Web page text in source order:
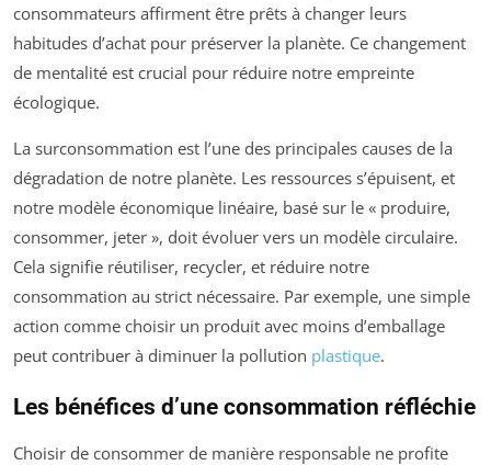
consommateurs affirment être prêts à changer leurs
habitudes d’achat pour préserver la planète. Ce changement
de mentalité est crucial pour réduire notre empreinte
écologique.
La surconsommation est l’une des principales causes de la
dégradation de notre planète. Les ressources s’épuisent, et
notre modèle économique linéaire, basé sur le « produire,
consommer, jeter », doit évoluer vers un modèle circulaire.
Cela signifie réutiliser, recycler, et réduire notre
consommation au strict nécessaire. Par exemple, une simple
action comme choisir un produit avec moins d’emballage
peut contribuer à diminuer la pollution plastique.
Les bénéfices d’une consommation réfléchie
Choisir de consommer de manière responsable ne profite